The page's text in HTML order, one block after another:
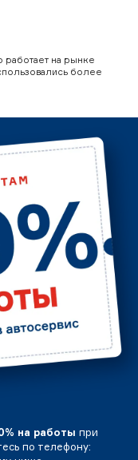
на рынке
более
на работы при
по телефону: